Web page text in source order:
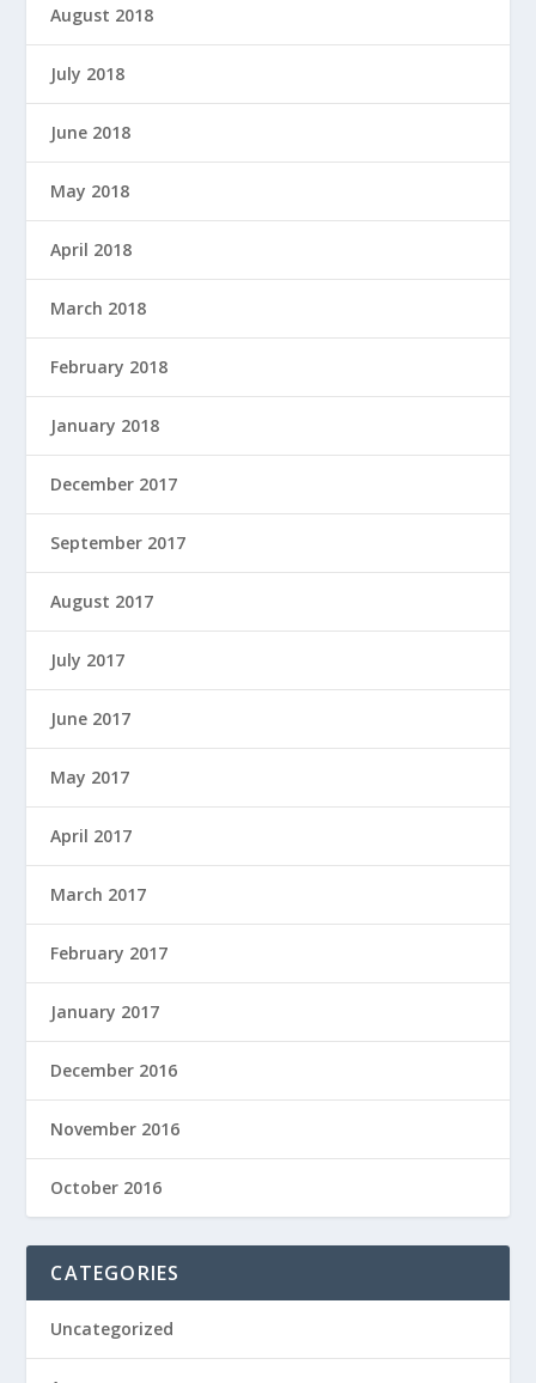
August 2018
July 2018
June 2018
May 2018
April 2018
March 2018
February 2018
January 2018
December 2017
September 2017
August 2017
July 2017
June 2017
May 2017
April 2017
March 2017
February 2017
January 2017
December 2016
November 2016
October 2016
CATEGORIES
Uncategorized